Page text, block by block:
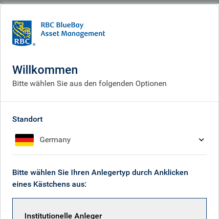
What we do
Investment grade
Willkommen
Bitte wählen Sie aus den folgenden Optionen
Standort
Germany
Bitte wählen Sie Ihren Anlegertyp durch Anklicken
eines Kästchens aus:
Institutionelle Anleger